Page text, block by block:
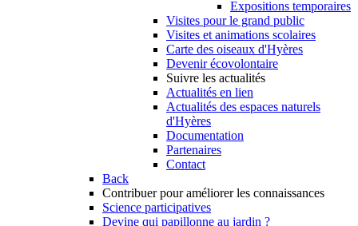
Expositions temporaires
Visites pour le grand public
Visites et animations scolaires
Carte des oiseaux d'Hyères
Devenir écovolontaire
Suivre les actualités
Actualités en lien
Actualités des espaces naturels
d'Hyères
Documentation
Partenaires
Contact
Back
Contribuer pour améliorer les connaissances
Science participatives
Devine qui papillonne au jardin ?